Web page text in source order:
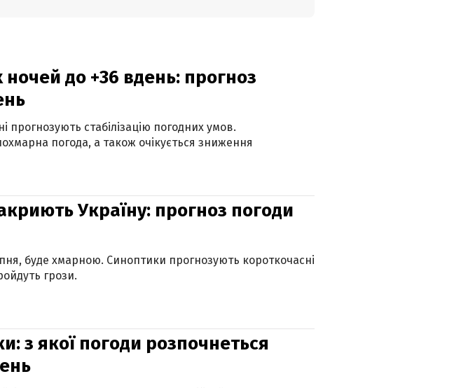
ночей до +36 вдень: прогноз
прогнозують стабілізацію погодних умов.
погода, а також очікується зниження
Україну: прогноз погоди
буде хмарною. Синоптики прогнозують короткочасні
грози.
з якої погоди розпочнеться